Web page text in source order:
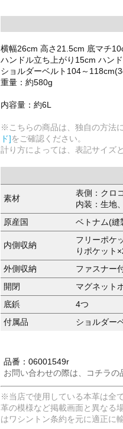
横幅26cm 高さ21.5cm 底マチ
ハンドル立ち上がり15cm ハン
ショルダーベルト104～
重量：約580g
内容量：約6L
※こちらの商品は、独自の方法
ド]をご確認ください。
計り方によっては、表記サイズ
素材
表側：クロ
内装：生地
原産国
ベトナム(縫
内側収納
フリーポケ
りポケット
外側収納
ファスナー
開閉
マグネット
底鋲
4つ
付属品
ショルダー
品番：06001549r
お問い合わせの際は、コチラの
※当店で使用している本革は全
革の模様など掲載画面と異なる
はワシントン条約を元に適正に